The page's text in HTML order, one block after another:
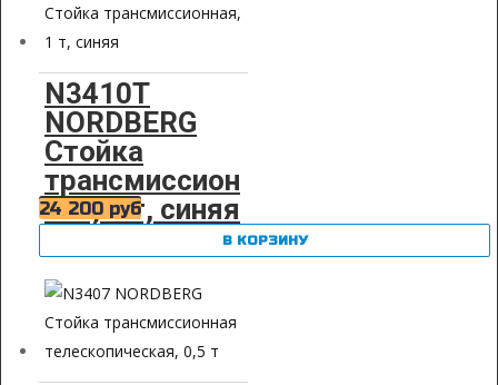
N3410T
NORDBERG
Стойка
трансмиссион
ная, 1 т, синяя
24 200 руб
В КОРЗИНУ